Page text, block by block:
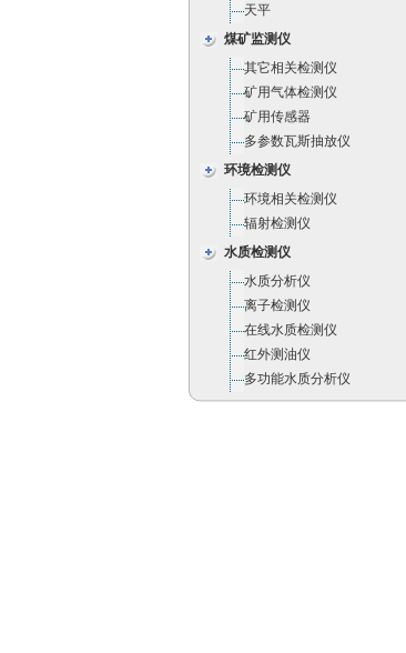
天平
煤矿监测仪
其它相关检测仪
矿用气体检测仪
矿用传感器
多参数瓦斯抽放仪
环境检测仪
环境相关检测仪
辐射检测仪
水质检测仪
水质分析仪
离子检测仪
在线水质检测仪
红外测油仪
多功能水质分析仪